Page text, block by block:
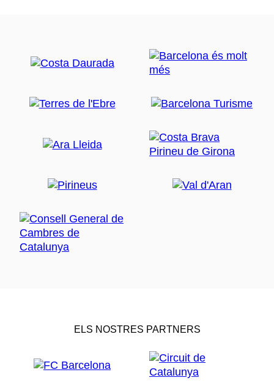
ELS NOSTRES PARTNERS